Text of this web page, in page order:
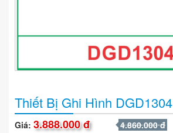
Thiết Bị Ghi Hình DGD1304
Giá: 3.888.000 đ 4.860.000 đ